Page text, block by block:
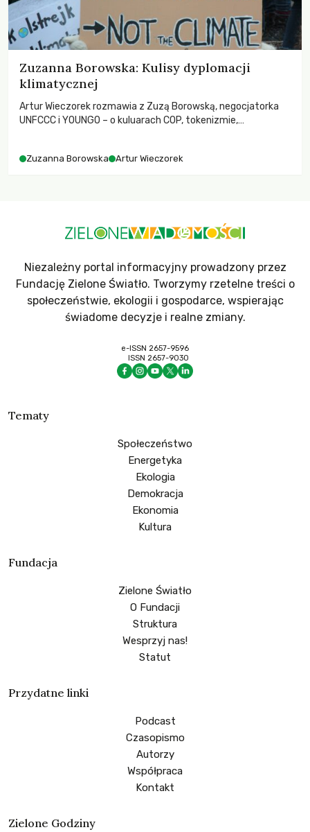
Zuzanna Borowska: Kulisy dyplomacji
klimatycznej
Artur Wieczorek rozmawia z Zuzą Borowską, negocjatorka
UNFCCC i YOUNGO – o kuluarach COP, tokenizmie,
Zuzanna Borowska Artur Wieczorek
Niezależny portal informacyjny prowadzony przez
Fundację Zielone Światło. Tworzymy rzetelne treści o
społeczeństwie, ekologii i gospodarce, wspierając
świadome decyzje i realne zmiany.
e-ISSN 2657-9596
ISSN 2657-9030
Tematy
Społeczeństwo
Energetyka
Ekologia
Demokracja
Ekonomia
Kultura
Fundacja
Zielone Światło
O Fundacji
Struktura
Wesprzyj nas!
Statut
Przydatne linki
Podcast
Czasopismo
Autorzy
Współpraca
Kontakt
Zielone Godziny